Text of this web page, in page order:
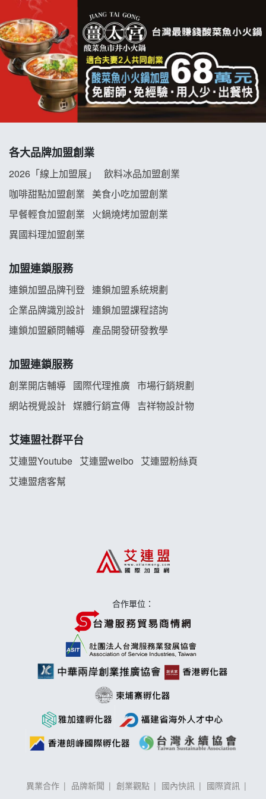
拉亞漢堡加盟說明會
杜芳子古味茶鋪加盟說明會
優握握×酸奶大獅加盟說明會
冬城門加盟說明會
龍涎居好湯加盟說明會
舒油頭加盟說明會
義氣豐發雞加盟說明會
Mr.Wish加盟說明會
雞咕雞咕加盟說明會
TEA TOP加盟說明會
珍好味臭臭鍋加盟說明會
藍象廷泰式火鍋加盟說明會
日十。早午食加盟說明會
莫尼早餐Morni加盟說明會
各大品牌加盟創業
2026「線上加盟展」
飲料冰品加盟創業
咖啡甜點加盟創業
美食小吃加盟創業
早餐輕食加盟創業
火鍋燒烤加盟創業
異國料理加盟創業
加盟連鎖服務
連鎖加盟品牌刊登 連鎖加盟系統規劃
企業品牌識別設計 連鎖加盟課程諮詢
連鎖加盟顧問輔導 產品開發研發教學
加盟連鎖服務
創業開店輔導 國際代理推廣 市場行銷規劃
網站視覺設計 媒體行銷宣傳 吉祥物設計物
艾連盟社群平台
艾連盟Youtube 艾連盟weibo
艾連盟粉絲頁
艾連盟痞客幫
合作單位：
異業合作 品牌新聞 創業觀點 國內快訊
國際資訊